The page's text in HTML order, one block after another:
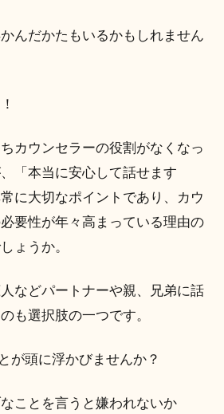
んだかたもいるかもしれません
カウンセラーの役割がなくなっ
「本当に安心して話せます
に大切なポイントであり、カウ
要性が年々高まっている理由の
ょうか。
などパートナーや親、兄弟に話
も選択肢の一つです。
が頭に浮かびませんか？
ことを言うと嫌われないか